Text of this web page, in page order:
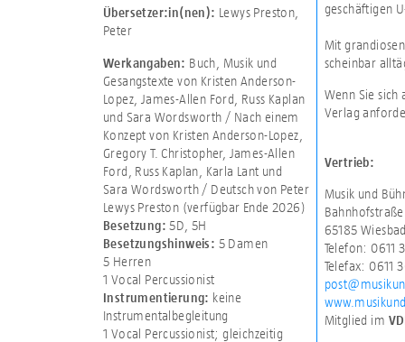
Übersetzer:in(nen): Lewys Preston,
Peter
Werkangaben: Buch, Musik und
Gesangstexte von Kristen Anderson-
Lopez, James-Allen Ford, Russ Kaplan
und Sara Wordsworth / Nach einem
Konzept von Kristen Anderson-Lopez,
Gregory T. Christopher, James-Allen
Ford, Russ Kaplan, Karla Lant und
Sara Wordsworth / Deutsch von Peter
Lewys Preston (verfügbar Ende 2026)
Besetzung: 5D 5H
Besetzungshinweis: 5 Damen
5 Herren
1 Vocal Percussionist
Instrumentierung: keine
Instrumentalbegleitung
1 Vocal Percussionist; gleichzeitig
geschäftigen
Mit
scheinbar
Wenn Sie sich
Verlag
Vertrieb:
Musik und
65185
Telefon: 0611
Telefax: 0611
Mitglied im